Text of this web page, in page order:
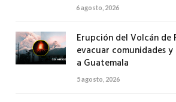
6 agosto, 2026
Erupción del Volcán de
evacuar comunidades
a Guatemala
5 agosto, 2026